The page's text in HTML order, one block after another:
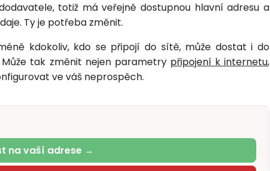
totiž má veřejně dostupnou hlavní adresu a
Ty je potřeba změnit.
kdokoliv, kdo se připojí do sítě, může dostat i do
tak změnit nejen parametry připojení k internetu,
ve váš neprospěch.
na vaší adrese →